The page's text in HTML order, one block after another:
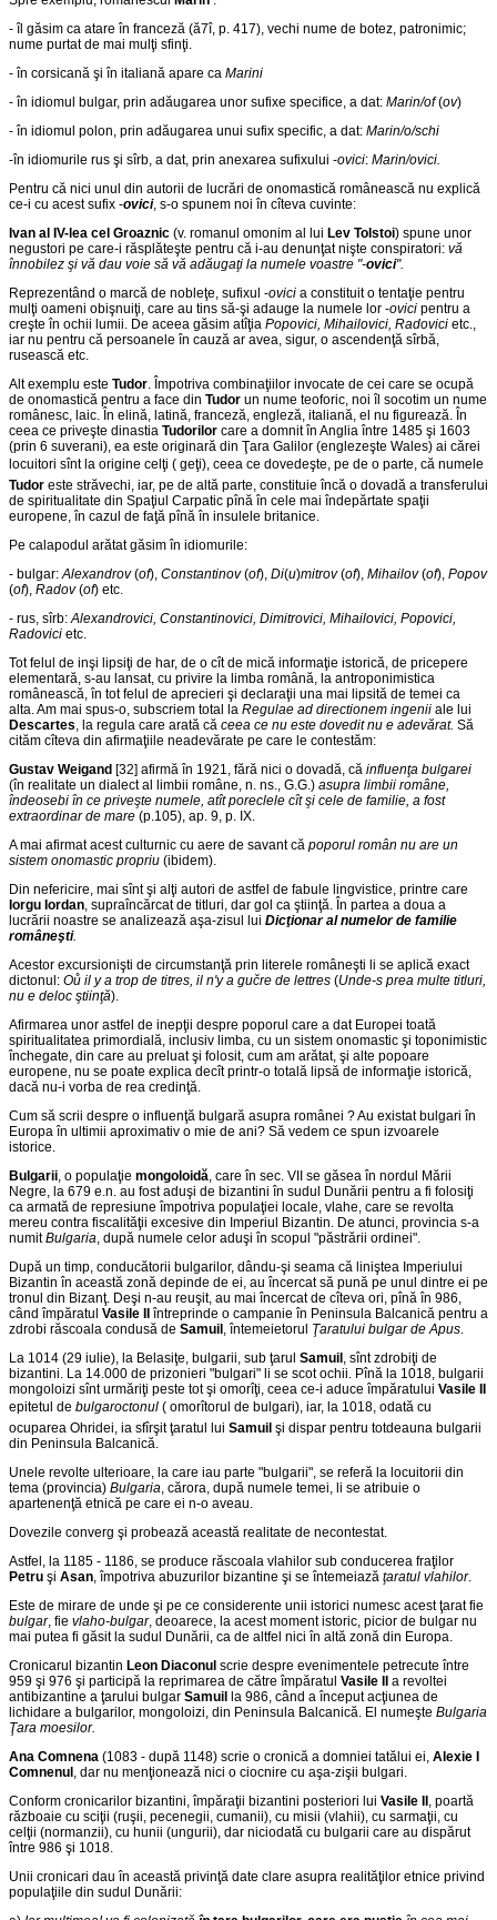
- îl găsim ca atare în franceză (ă7î, p. 417), vechi nume de botez, patronimic;
nume purtat de mai mulţi sfinţi.
- în corsicană şi în italiană apare ca Marini
- în idiomul bulgar, prin adăugarea unor sufixe specifice, a dat: Marin/of(ov)
- în idiomul polon, prin adăugarea unui sufix specific, a dat: Marin/o/schi
-în idiomurile rus şi sîrb, a dat, prin anexarea sufixului -ovici: Marin/ovici.
Pentru că nici unul din autorii de lucrări de onomastică românească nu explică
ce-i cu acest sufix -ovici, s-o spunem noi în cîteva cuvinte:
Ivan al IV-lea cel Groaznic (v. romanul omonim al lui Lev Tolstoi) spune unor
negustori pe care-i răsplăteşte pentru că i-au denunţat nişte conspiratori: vă
înnobilez şi vă dau voie să vă adăugaţi la numele voastre "-ovici".
Reprezentând o marcă de nobleţe, sufixul -ovici a constituit o tentaţie pentru
mulţi oameni obişnuiţi, care au tins să-şi adauge la numele lor -ovici pentru a
creşte în ochii lumii. De aceea găsim atîţia Popovici, Mihailovici, Radovici etc.,
iar nu pentru că persoanele în cauză ar avea, sigur, o ascendenţă sîrbă,
rusească etc.
Alt exemplu este Tudor. Împotriva combinaţiilor invocate de cei care se ocupă
de onomastică pentru a face din Tudor un nume teoforic, noi îl socotim un nume
românesc, laic. În elină, latină, franceză, engleză, italiană, el nu figurează. În
ceea ce priveşte dinastia Tudorilor care a domnit în Anglia între 1485 şi 1603
(prin 6 suverani), ea este originară din Ţara Galilor (englezeşte Wales) ai cărei
locuitori sînt la origine celţi ( geţi), ceea ce dovedeşte, pe de o parte, că numele
Tudor este străvechi, iar, pe de altă parte, constituie încă o dovadă a transferului
de spiritualitate din Spaţiul Carpatic pînă în cele mai îndepărtate spaţii
europene, în cazul de faţă pînă în insulele britanice.
Pe calapodul arătat găsim în idiomurile:
- bulgar:Alexandrov(of), Constantinov(of), Di(u)mitrov(of), Mihailov(of), Popov
(of), Radov(of) etc.
- rus, sîrb:Alexandrovici, Constantinovici, Dimitrovici, Mihailovici, Popovici,
Radovici etc.
Tot felul de inşi lipsiţi de har, de o cît de mică informaţie istorică, de pricepere
elementară, s-au lansat, cu privire la limba română, la antroponimistica
românească, în tot felul de aprecieri şi declaraţii una mai lipsită de temei ca
alta. Am mai spus-o, subscriem total la Regulae ad directionem ingenii ale lui
Descartes, la regula care arată că ceea ce nu este dovedit nu e adevărat. Să
cităm cîteva din afirmaţiile neadevărate pe care le contestăm:
Gustav Weigand [32] afirmă în 1921, fără nici o dovadă, că influenţa bulgarei
(în realitate un dialect al limbii române, n. ns., G.G.) asupra limbii române,
îndeosebi în ce priveşte numele, atît poreclele cît şi cele de familie, a fost
extraordinar de mare (p.105), ap. 9, p. IX.
A mai afirmat acest culturnic cu aere de savant că poporul român nu are un
sistem onomastic propriu (ibidem).
Din nefericire, mai sînt şi alţi autori de astfel de fabule lingvistice, printre care
Iorgu Iordan, supraîncărcat de titluri, dar gol ca ştiinţă. În partea a doua a
lucrării noastre se analizează aşa-zisul lui Dicţionar al numelor de familie
româneşti.
Acestor excursionişti de circumstanţă prin literele româneşti li se aplică exact
dictonul: Oů il y a trop de titres, il n'y a gučre de lettres (Unde-s prea multe titluri,
nu e deloc ştiinţă).
Afirmarea unor astfel de inepţii despre poporul care a dat Europei toată
spiritualitatea primordială, inclusiv limba, cu un sistem onomastic şi toponimistic
închegate, din care au preluat şi folosit, cum am arătat, şi alte popoare
europene, nu se poate explica decît printr-o totală lipsă de informaţie istorică,
dacă nu-i vorba de rea credinţă.
Cum să scrii despre o influenţă bulgară asupra românei ? Au existat bulgari în
Europa în ultimii aproximativ o mie de ani? Să vedem ce spun izvoarele
istorice.
Bulgarii, o populaţie mongoloidă, care în sec. VII se găsea în nordul Mării
Negre, la 679 e.n. au fost aduşi de bizantini în sudul Dunării pentru a fi folosiţi
ca armată de represiune împotriva populaţiei locale, vlahe, care se revolta
mereu contra fiscalităţii excesive din Imperiul Bizantin. De atunci, provincia s-a
numitBulgaria, după numele celor aduşi în scopul "păstrării ordinei".
După un timp, conducătorii bulgarilor, dându-şi seama că liniştea Imperiului
Bizantin în această zonă depinde de ei, au încercat să pună pe unul dintre ei pe
tronul din Bizanţ. Deşi n-au reuşit, au mai încercat de cîteva ori, pînă în 986,
când împăratul Vasile II
întreprinde o campanie în Peninsula Balcanică pentru a
zdrobi răscoala condusă de Samuil , întemeietorul Ţaratului bulgar de Apus.
La 1014 (29 iulie), la Belasiţe, bulgarii, sub ţarul Samuil , sînt zdrobiţi de
bizantini. La 14.000 de prizonieri "bulgari" li se scot ochii. Pînă la 1018, bulgarii
mongoloizi sînt urmăriţi peste tot şi omorîţi, ceea ce-i aduce împăratului Vasile II
epitetul de bulgaroctonul ( omorîtorul de bulgari), iar, la 1018, odată cu
ocuparea Ohridei, ia sfîrşit ţaratul lui Samuil şi dispar pentru totdeauna bulgarii
din Peninsula Balcanică.
Unele revolte ulterioare, la care iau parte "bulgarii", se referă la locuitorii din
tema (provincia) Bulgaria, cărora, după numele temei, li se atribuie o
apartenenţă etnică pe care ei n-o aveau.
Dovezile converg şi probează această realitate de necontestat.
Astfel, la 1185 - 1186, se produce răscoala vlahilor sub conducerea fraţilor
Petru şi Asan, împotriva abuzurilor bizantine şi se întemeiază ţaratul vlahilor.
Este de mirare de unde şi pe ce considerente unii istorici numesc acest ţarat fie
bulgar, fie vlaho-bulgar, deoarece, la acest moment istoric, picior de bulgar nu
mai putea fi găsit la sudul Dunării, ca de altfel nici în altă zonă din Europa.
Cronicarul bizantin Leon Diaconul scrie despre evenimentele petrecute între
959 şi 976 şi participă la reprimarea de către împăratul Vasile II
a revoltei
antibizantine a ţarului bulgar Samuil
la 986, când a început acţiunea de
lichidare a bulgarilor, mongoloizi, din Peninsula Balcanică. El numeşte Bulgaria
Ţara moesilor.
Ana Comnena (1083 - după 1148) scrie o cronică a domniei tatălui ei, Alexie I
Comnenul , dar nu menţionează nici o ciocnire cu aşa-zişii bulgari.
Conform cronicarilor bizantini, împăraţii bizantini posteriori lui Vasile II , poartă
războaie cu sciţii (ruşii, pecenegii, cumanii), cu misii (vlahii), cu sarmaţii, cu
celţii (normanzii), cu hunii (ungurii), dar niciodată cu bulgarii care au dispărut
între 986 şi 1018.
Unii cronicari dau în această privinţă date clare asupra realităţilor etnice privind
populaţiile din sudul Dunării: